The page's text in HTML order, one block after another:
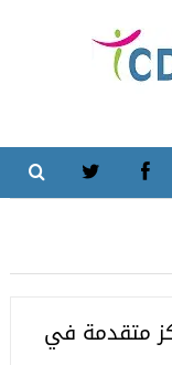
تحصد 4 مراكز متقدمة في